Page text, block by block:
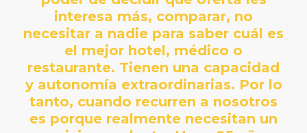
interesa más, comparar, no
necesitar a nadie para saber cuál es
el mejor hotel, médico o
restaurante. Tienen una capacidad
y autonomía extraordinarias. Por lo
tanto, cuando recurren a nosotros
es porque realmente necesitan un